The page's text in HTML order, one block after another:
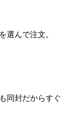
選んで注文。
同封だからすぐ